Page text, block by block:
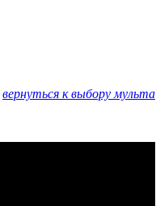
вернуться к выбору мульта